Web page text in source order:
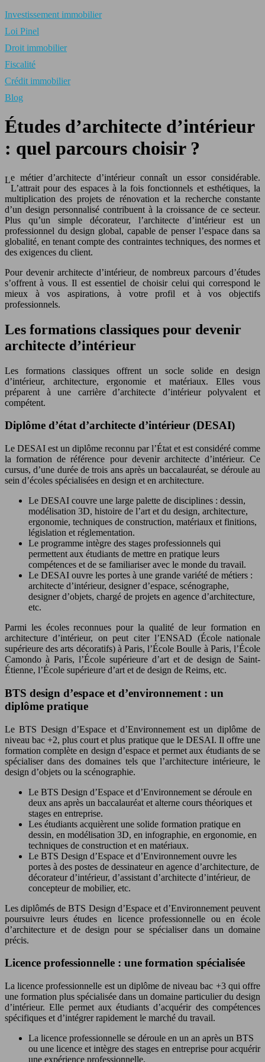
Investissement immobilier
Loi Pinel
Droit immobilier
Fiscalité
Crédit immobilier
Blog
Études d’architecte d’intérieur
: quel parcours choisir ?
Le métier d’architecte d’intérieur connaît un essor considérable.
L’attrait pour des espaces à la fois fonctionnels et esthétiques, la
multiplication des projets de rénovation et la recherche constante
d’un design personnalisé contribuent à la croissance de ce secteur.
Plus qu’un simple décorateur, l’architecte d’intérieur est un
professionnel du design global, capable de penser l’espace dans sa
globalité, en tenant compte des contraintes techniques, des normes et
des exigences du client.
Pour devenir architecte d’intérieur, de nombreux parcours d’études
s’offrent à vous. Il est essentiel de choisir celui qui correspond le
mieux à vos aspirations, à votre profil et à vos objectifs
professionnels.
Les formations classiques pour devenir
architecte d’intérieur
Les formations classiques offrent un socle solide en design
d’intérieur, architecture, ergonomie et matériaux. Elles vous
préparent à une carrière d’architecte d’intérieur polyvalent et
compétent.
Diplôme d’état d’architecte d’intérieur (DESAI)
Le DESAI est un diplôme reconnu par l’État et est considéré comme
la formation de référence pour devenir architecte d’intérieur. Ce
cursus, d’une durée de trois ans après un baccalauréat, se déroule au
sein d’écoles spécialisées en design et en architecture.
Le DESAI couvre une large palette de disciplines : dessin,
modélisation 3D, histoire de l’art et du design, architecture,
ergonomie, techniques de construction, matériaux et finitions,
législation et réglementation.
Le programme intègre des stages professionnels qui
permettent aux étudiants de mettre en pratique leurs
compétences et de se familiariser avec le monde du travail.
Le DESAI ouvre les portes à une grande variété de métiers :
architecte d’intérieur, designer d’espace, scénographe,
designer d’objets, chargé de projets en agence d’architecture,
etc.
Parmi les écoles reconnues pour la qualité de leur formation en
architecture d’intérieur, on peut citer l’ENSAD (École nationale
supérieure des arts décoratifs) à Paris, l’École Boulle à Paris, l’École
Camondo à Paris, l’École supérieure d’art et de design de Saint-
Étienne, l’École supérieure d’art et de design de Reims, etc.
BTS design d’espace et d’environnement : un
diplôme pratique
Le BTS Design d’Espace et d’Environnement est un diplôme de
niveau bac +2, plus court et plus pratique que le DESAI. Il offre une
formation complète en design d’espace et permet aux étudiants de se
spécialiser dans des domaines tels que l’architecture intérieure, le
design d’objets ou la scénographie.
Le BTS Design d’Espace et d’Environnement se déroule en
deux ans après un baccalauréat et alterne cours théoriques et
stages en entreprise.
Les étudiants acquièrent une solide formation pratique en
dessin, en modélisation 3D, en infographie, en ergonomie, en
techniques de construction et en matériaux.
Le BTS Design d’Espace et d’Environnement ouvre les
portes à des postes de dessinateur en agence d’architecture, de
décorateur d’intérieur, d’assistant d’architecte d’intérieur, de
concepteur de mobilier, etc.
Les diplômés de BTS Design d’Espace et d’Environnement peuvent
poursuivre leurs études en licence professionnelle ou en école
d’architecture et de design pour se spécialiser dans un domaine
précis.
Licence professionnelle : une formation spécialisée
La licence professionnelle est un diplôme de niveau bac +3 qui offre
une formation plus spécialisée dans un domaine particulier du design
d’intérieur. Elle permet aux étudiants d’acquérir des compétences
spécifiques et d’intégrer rapidement le marché du travail.
La licence professionnelle se déroule en un an après un BTS
ou une licence et intègre des stages en entreprise pour acquérir
une expérience professionnelle.